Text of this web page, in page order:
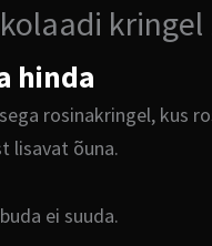
kringel
hinda
rosinakringel, kus
lisavat õuna.
ei suuda.